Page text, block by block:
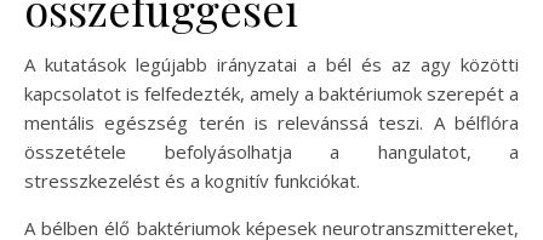
A kutatások legújabb irányzatai a bél és az agy közötti
kapcsolatot is felfedezték, amely a baktériumok szerepét a
mentális egészség terén is relevánssá teszi. A bélflóra
összetétele befolyásolhatja a hangulatot, a
stresszkezelést és a kognitív funkciókat.
A bélben élő baktériumok képesek neurotranszmittereket,